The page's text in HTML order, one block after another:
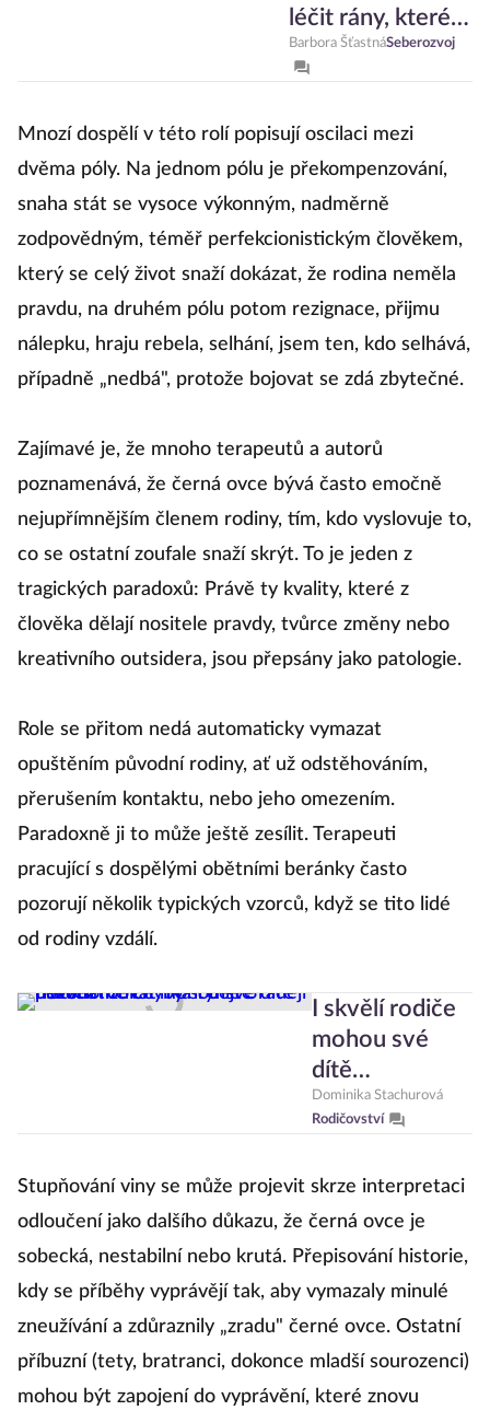
léčit rány, které
jsme my sami
nezpůsobili
Barbora ŠťastnáSeberozvoj
Mnozí dospělí v této rolí popisují oscilaci mezi
dvěma póly. Na jednom pólu je překompenzování,
snaha stát se vysoce výkonným, nadměrně
zodpovědným, téměř perfekcionistickým člověkem,
který se celý život snaží dokázat, že rodina neměla
pravdu, na druhém pólu potom rezignace, přijmu
nálepku, hraju rebela, selhání, jsem ten, kdo selhává,
případně „nedbá", protože bojovat se zdá zbytečné.
Zajímavé je, že mnoho terapeutů a autorů
poznamenává, že černá ovce bývá často emočně
nejupřímnějším členem rodiny, tím, kdo vyslovuje to,
co se ostatní zoufale snaží skrýt. To je jeden z
tragických paradoxů: Právě ty kvality, které z
člověka dělají nositele pravdy, tvůrce změny nebo
kreativního outsidera, jsou přepsány jako patologie.
Role se přitom nedá automaticky vymazat
opuštěním původní rodiny, ať už odstěhováním,
přerušením kontaktu, nebo jeho omezením.
Paradoxně ji to může ještě zesílit. Terapeuti
pracující s dospělými obětními beránky často
pozorují několik typických vzorců, když se tito lidé
od rodiny vzdálí.
I skvělí rodiče
mohou své
dítě
traumatizovat.
Na tyhle 3
chyby si dejte
raději pozor
Dominika Stachurová
Rodičovství
Stupňování viny se může projevit skrze interpretaci
odloučení jako dalšího důkazu, že černá ovce je
sobecká, nestabilní nebo krutá. Přepisování historie,
kdy se příběhy vyprávějí tak, aby vymazaly minulé
zneužívání a zdůraznily „zradu" černé ovce. Ostatní
příbuzní (tety, bratranci, dokonce mladší sourozenci)
mohou být zapojení do vyprávění, které znovu